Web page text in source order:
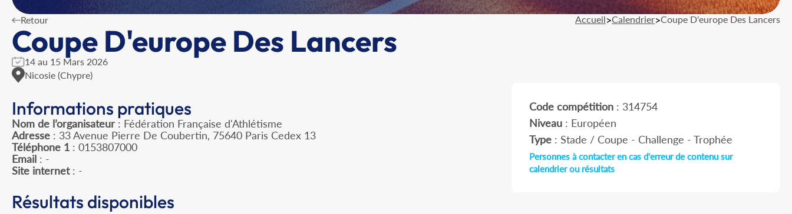
Retour Accueil>Calendrier>Coupe D'europe Des Lancers
Coupe D'europe Des Lancers
14 au 15 Mars 2026
Nicosie (Chypre)
Informations pratiques
Nom de l’organisateur : Fédération Française d'Athlétisme
Adresse : 33 Avenue Pierre De Coubertin, 75640 Paris Cedex 13
Téléphone 1 : 0153807000
Email : -
Site internet: -
Code compétition: 314754
Niveau: Européen
Type: Stade / Coupe - Challenge - Trophée
Personnes à contacter en cas d'erreur de contenu sur
calendrier ou résultats
Résultats disponibles